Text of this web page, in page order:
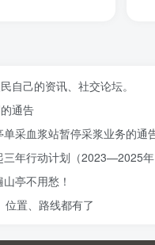
自己的资讯、社交论坛。
通告
单采血浆站暂停采浆业务的通
年行动计划（2023—2025
亭不用愁！
置、路线都有了